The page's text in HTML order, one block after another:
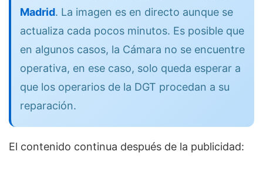
Madrid. La imagen es en directo aunque se
actualiza cada pocos minutos. Es posible que
en algunos casos, la Cámara no se encuentre
operativa, en ese caso, solo queda esperar a
que los operarios de la DGT procedan a su
reparación.
El contenido continua después de la publicidad: